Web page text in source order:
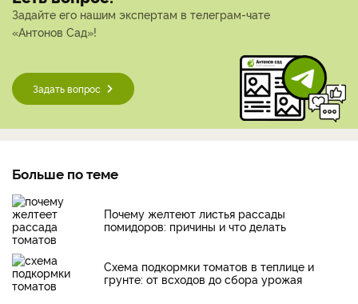
Задайте его нашим экспертам в телеграм-чате
«Антонов Сад»!
Задать вопрос
Больше по теме
Почему желтеют листья рассады
помидоров: причины и что делать
Схема подкормки томатов в теплице и
грунте: от всходов до сбора урожая